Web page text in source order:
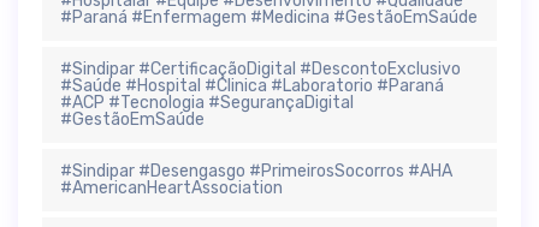
#Paraná #Enfermagem #Medicina #GestãoEmSaúde
#Sindipar #CertificaçãoDigital #DescontoExclusivo
#Saúde #Hospital #Clinica #Laboratorio #Paraná
#ACP #Tecnologia #SegurançaDigital
#GestãoEmSaúde
#Sindipar #Desengasgo #PrimeirosSocorros #AHA
#AmericanHeartAssociation